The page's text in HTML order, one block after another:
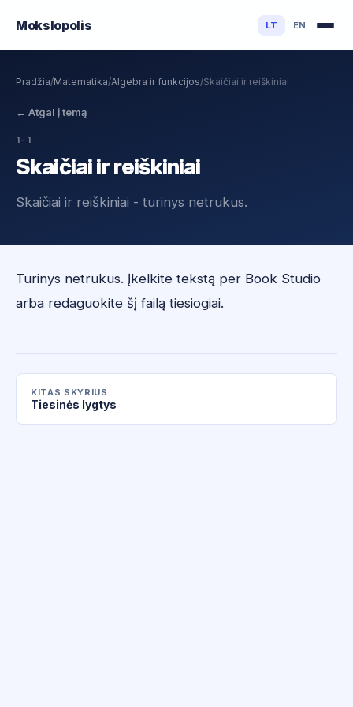
Mokslopolis LT EN
Pradžia/Matematika/Algebra ir funkcijos/Skaičiai ir reiškiniai
← Atgal į temą
1-1
Skaičiai ir reiškiniai
Skaičiai ir reiškiniai - turinys netrukus.
Turinys netrukus. Įkelkite tekstą per Book Studio
arba redaguokite šį failą tiesiogiai.
KITAS SKYRIUS
Tiesinės lygtys